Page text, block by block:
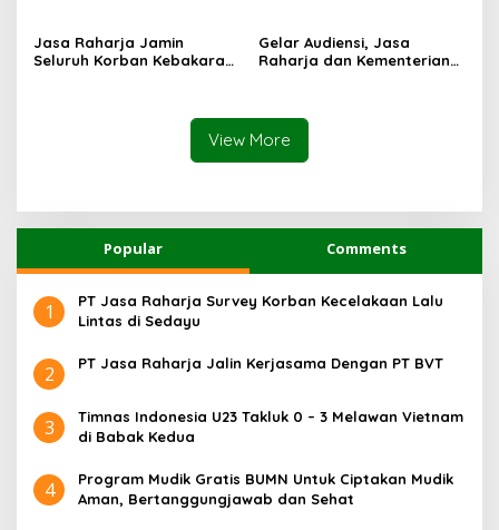
PHC Surabaya
Sentosa II
Jasa Raharja Jamin
Seluruh Korban Kebakaran
Gelar Audiensi, Jasa
Raharja dan Kementerian
View More
Popular Comments
1
PT Jasa Raharja Survey Korban Kecelakaan Lalu
Lintas di Sedayu
2 PT Jasa Raharja Jalin Kerjasama Dengan PT BVT
3
Timnas Indonesia U23 Takluk 0 – 3 Melawan Vietnam
di Babak Kedua
4
Program Mudik Gratis BUMN Untuk Ciptakan Mudik
Aman, Bertanggungjawab dan Sehat